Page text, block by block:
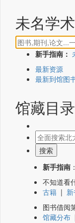
未名学
新手指南：
最新资源
最新到馆图
馆藏目录
新手指南 ：
不知道看
古籍 |
图书借阅
馆藏分布